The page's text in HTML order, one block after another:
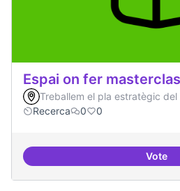
Espai on fer
Treballem el pla estratègic del
Recerca
0 0
Vote